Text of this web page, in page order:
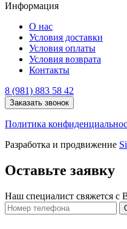
Информация
О нас
Условия доставки
Условия оплаты
Условия возврата
Контакты
8 (981) 883 58 42
Заказать звонок
Политика
Разработка и продвижение
Оставьте заявку
Наш специалист свяжется с